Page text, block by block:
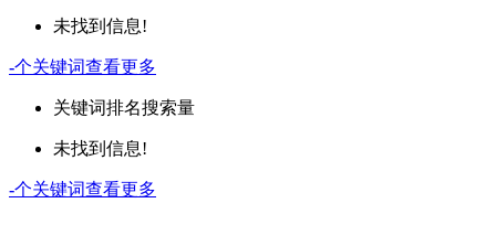
未找到信息!
-个关键词查看更多
关键词排名搜索量
未找到信息!
-个关键词查看更多